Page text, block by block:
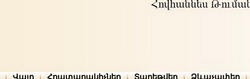
Վայր Հրատարակիչներ Տարեթվեր Ձևաչափեր